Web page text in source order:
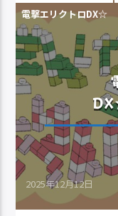
電撃エリクトロDX☆
2025年12月12日